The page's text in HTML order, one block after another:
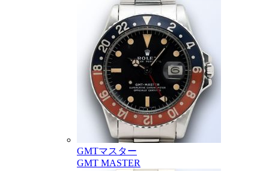
GMTマスター
GMT MASTER